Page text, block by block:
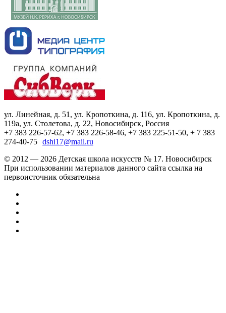
ул. Линейная, д. 51, ул. Кропоткина, д. 116, ул. Кропоткина, д.
119а, ул. Столетова, д. 22, Новосибирск, Россия
+7 383 226-57-62, +7 383 226-58-46, +7 383 225-51-50, + 7 383
274-40-75 dshi17@mail.ru
© 2012 — 2026 Детская школа искусств № 17. Новосибирск
При использовании материалов данного сайта ссылка на
первоисточник обязательна